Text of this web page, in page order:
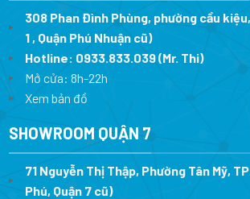
308 Phan Đình Phùng, phường cầu
1 , Quận Phú Nhuận cũ)
Hotline: 0933.833.039(Mr. Thi)
Mở cửa: 8h-22h
Xem bản đồ
SHOWROOM QUẬN 7
71 Nguyễn Thị Thập, Phường Tân Mỹ,
Phú, Quận 7 cũ)